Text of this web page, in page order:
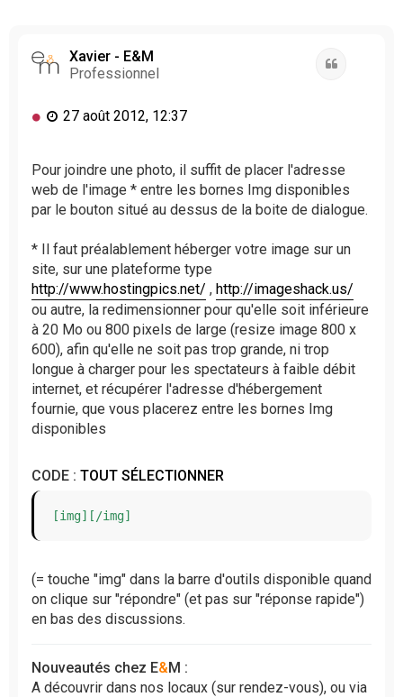
Xavier - E&M
Professionnel
M
s
a
e
o
n
l
u
27 août 2012, 12:37
Pour joindre une photo, il suffit de placer l'adresse
web de l'image * entre les bornes Img disponibles
par le bouton situé au dessus de la boite de dialogue.
* Il faut préalablement héberger votre image sur un
site, sur une plateforme type
http://www.hostingpics.net/ , http://imageshack.us/
ou autre, la redimensionner pour qu'elle soit inférieure
à 20 Mo ou 800 pixels de large (resize image 800 x
600), afin qu'elle ne soit pas trop grande, ni trop
longue à charger pour les spectateurs à faible débit
internet, et récupérer l'adresse d'hébergement
fournie, que vous placerez entre les bornes Img
disponibles
CODE : TOUT SÉLECTIONNER
[img][/img]
(= touche "img" dans la barre d'outils disponible quand
on clique sur "répondre" (et pas sur "réponse rapide")
en bas des discussions.
Nouveautés chez E&M :
A découvrir dans nos locaux (sur rendez-vous), ou via